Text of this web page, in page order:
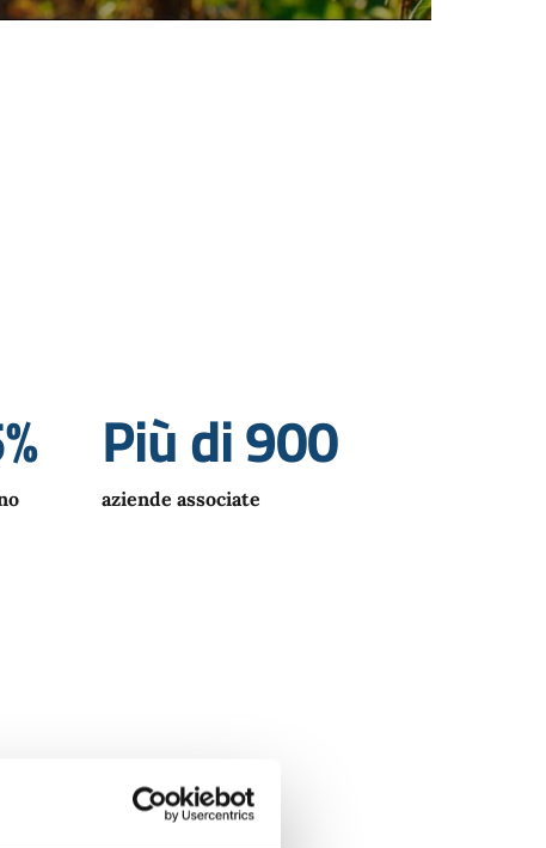
Più di 900
aziende associate